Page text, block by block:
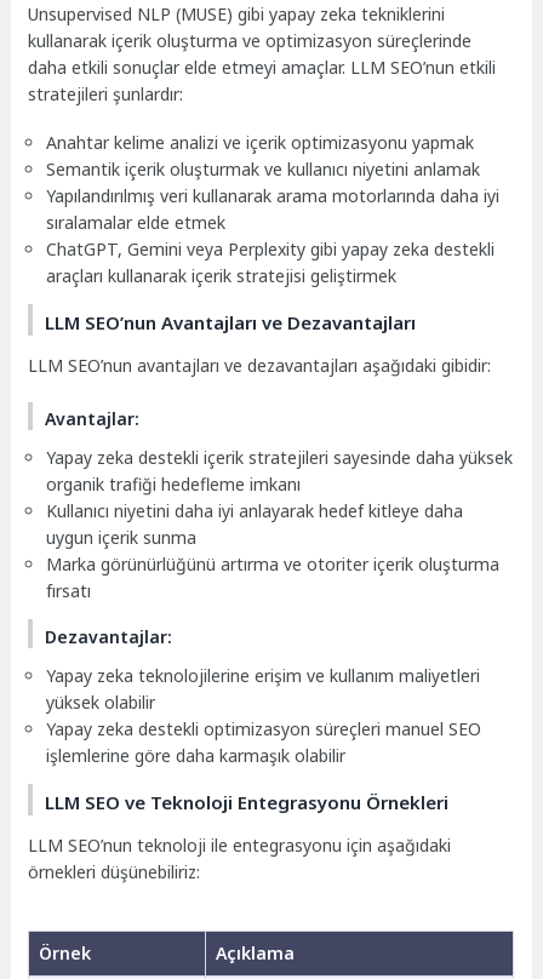
Unsupervised NLP (MUSE) gibi yapay zeka tekniklerini
kullanarak içerik oluşturma ve optimizasyon süreçlerinde
daha etkili sonuçlar elde etmeyi amaçlar. LLM SEO’nun etkili
stratejileri şunlardır:
Anahtar kelime analizi ve içerik optimizasyonu yapmak
Semantik içerik oluşturmak ve kullanıcı niyetini anlamak
Yapılandırılmış veri kullanarak arama motorlarında daha iyi
sıralamalar elde etmek
ChatGPT, Gemini veya Perplexity gibi yapay zeka destekli
araçları kullanarak içerik stratejisi geliştirmek
LLM SEO’nun Avantajları ve Dezavantajları
LLM SEO’nun avantajları ve dezavantajları aşağıdaki gibidir:
Avantajlar:
Yapay zeka destekli içerik stratejileri sayesinde daha yüksek
organik trafiği hedefleme imkanı
Kullanıcı niyetini daha iyi anlayarak hedef kitleye daha
uygun içerik sunma
Marka görünürlüğünü artırma ve otoriter içerik oluşturma
fırsatı
Dezavantajlar:
Yapay zeka teknolojilerine erişim ve kullanım maliyetleri
yüksek olabilir
Yapay zeka destekli optimizasyon süreçleri manuel SEO
işlemlerine göre daha karmaşık olabilir
LLM SEO ve Teknoloji Entegrasyonu Örnekleri
LLM SEO’nun teknoloji ile entegrasyonu için aşağıdaki
örnekleri düşünebiliriz:
Örnek Açıklama